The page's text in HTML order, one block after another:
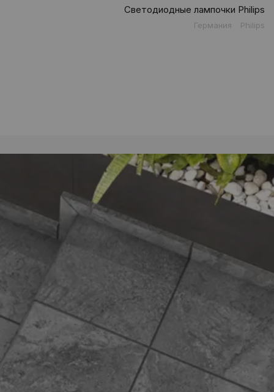
Светодиодные лампочки Philips
Германия Philips